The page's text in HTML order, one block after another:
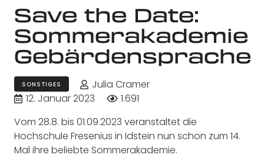
Save the Date:
Sommerakademie
Gebärdensprache
SONSTIGES
Julia Cramer
12. Januar 2023
1.691
Vom 28.8. bis 01.09.2023 veranstaltet die
Hochschule Fresenius in Idstein nun schon zum 14.
Mal ihre beliebte Sommerakademie.